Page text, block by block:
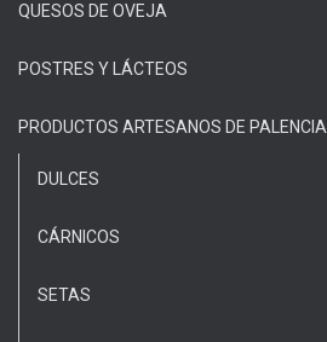
QUESOS DE OVEJA
POSTRES Y LÁCTEOS
PRODUCTOS ARTESANOS DE PALENCIA
DULCES
CÁRNICOS
SETAS